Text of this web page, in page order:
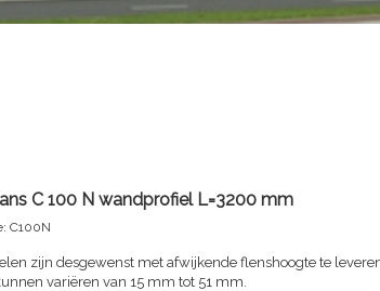
C 100 N wandprofiel L=3200 mm
C100N
zijn desgewenst met afwijkende flenshoogte te
variëren van 15 mm tot 51 mm.